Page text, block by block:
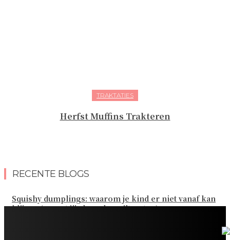
TRAKTATIES
Herfst Muffins Trakteren
RECENTE BLOGS
Squishy dumplings: waarom je kind er niet vanaf kan
blijven (en wat jij als ouder wilt weten)